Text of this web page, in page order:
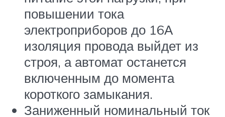
повышении тока
электроприборов до 16А
изоляция провода выйдет из
строя, а автомат останется
включенным до момента
короткого замыкания.
Заниженный номинальный ток